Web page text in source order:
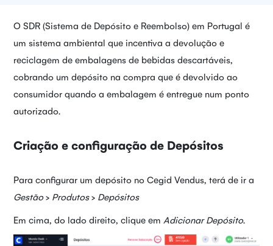
O SDR (Sistema de Depósito e Reembolso) em Portugal é
um sistema ambiental que incentiva a devolução e
reciclagem de embalagens de bebidas descartáveis,
cobrando um depósito na compra que é devolvido ao
consumidor quando a embalagem é entregue num ponto
autorizado.
Criação e configuração de Depósitos
Para configurar um depósito no Cegid Vendus, terá de ir a
Gestão> Produtos> Depósitos
Em cima, do lado direito, clique em Adicionar Depósito.